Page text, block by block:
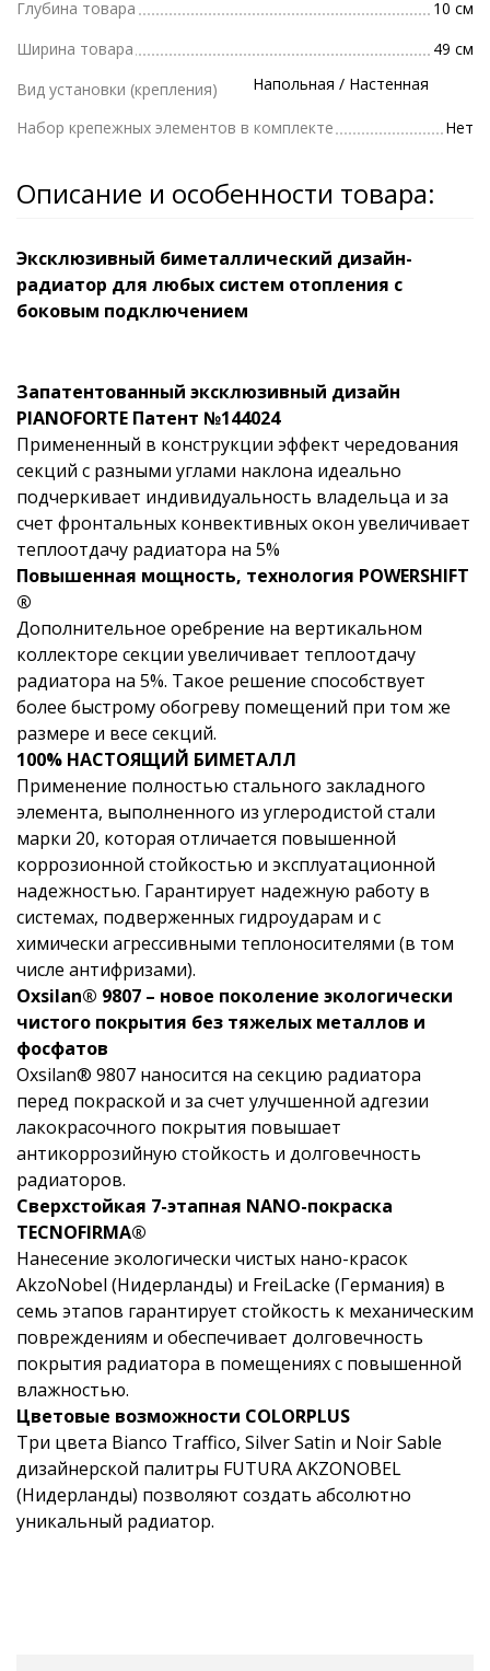
Глубина товара
10 см
Ширина товара
49 см
Вид установки (крепления)
Напольная / Настенная
Набор крепежных элементов в комплекте Нет
Описание и особенности товара:
Эксклюзивный биметаллический дизайн-
радиатор для любых систем отопления с
боковым подключением
Запатентованный эксклюзивный дизайн
PIANOFORTE Патент №144024
Примененный в конструкции эффект чередования
секций с разными углами наклона идеально
подчеркивает индивидуальность владельца и за
счет фронтальных конвективных окон увеличивает
теплоотдачу радиатора на 5%
Повышенная мощность, технология POWERSHIFT
®
Дополнительное оребрение на вертикальном
коллекторе секции увеличивает теплоотдачу
радиатора на 5%. Такое решение способствует
более быстрому обогреву помещений при том же
размере и весе секций.
100% НАСТОЯЩИЙ БИМЕТАЛЛ
Применение полностью стального закладного
элемента, выполненного из углеродистой стали
марки 20, которая отличается повышенной
коррозионной стойкостью и эксплуатационной
надежностью. Гарантирует надежную работу в
системах, подверженных гидроударам и с
химически агрессивными теплоносителями (в том
числе антифризами).
Oxsilan® 9807 – новое поколение экологически
чистого покрытия без тяжелых металлов и
фосфатов
Oxsilan® 9807 наносится на секцию радиатора
перед покраской и за счет улучшенной адгезии
лакокрасочного покрытия повышает
антикоррозийную стойкость и долговечность
радиаторов.
Сверхстойкая 7-этапная NANO-покраска
TECNOFIRMA®
Нанесение экологически чистых нано-красок
AkzoNobel (Нидерланды) и FreiLacke (Германия) в
семь этапов гарантирует стойкость к механическим
повреждениям и обеспечивает долговечность
покрытия радиатора в помещениях с повышенной
влажностью.
Цветовые возможности COLORPLUS
Три цвета Bianco Traffico, Silver Satin и Noir Sable
дизайнерской палитры FUTURA AKZONOBEL
(Нидерланды) позволяют создать абсолютно
уникальный радиатор.